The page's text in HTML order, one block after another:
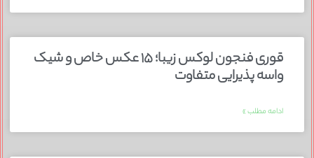
قوری فنجون لوکس زیبا؛ ۱۵ عکس خاص و شیک
واسه پذیرایی متفاوت
ادامه مطلب »